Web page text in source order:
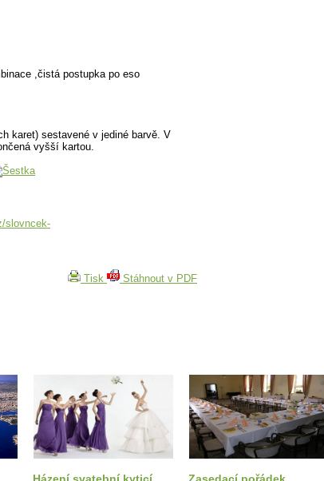
,čistá postupka po eso
karet) sestavené v jediné barvě. V
vyšší kartou.
slovncek-
Tisk Stáhnout v PDF
Házení svatební kyticí Zasedací pořádek